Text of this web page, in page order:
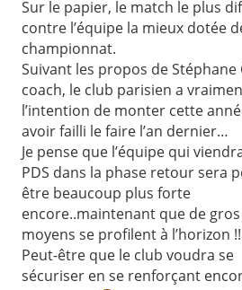
Sur le papier, le match le plus
contre l’équipe la mieux dotée
championnat.
Suivant les propos de Stéphane
coach, le club parisien a
l’intention de monter cette
avoir failli le faire l’an dernier…
Je pense que l’équipe qui
PDS dans la phase retour sera
être beaucoup plus forte
encore..maintenant que de gros
moyens se profilent à l’horizon !!
Peut-être que le club voudra se
sécuriser en se renforçant